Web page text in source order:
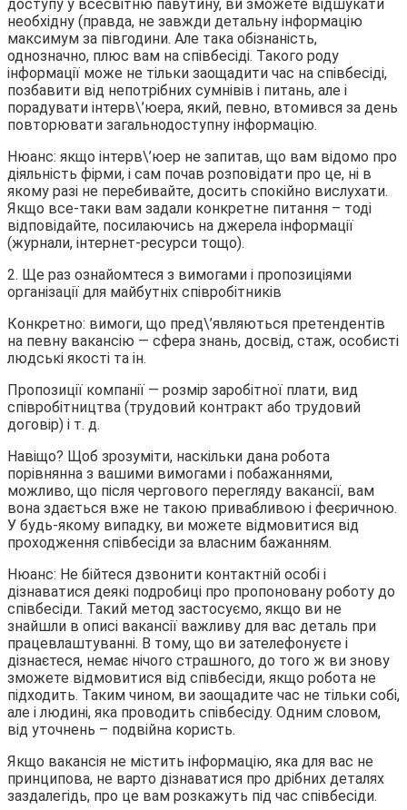
доступу у всесвітню павутину, ви зможете відшукати
необхідну (правда, не завжди детальну інформацію
максимум за півгодини. Але така обізнаність,
однозначно, плюс вам на співбесіді. Такого роду
інформації може не тільки заощадити час на співбесіді,
позбавити від непотрібних сумнівів і питань, але і
порадувати інтерв\’юера, який, певно, втомився за день
повторювати загальнодоступну інформацію.
Нюанс: якщо інтерв\’юер не запитав, що вам відомо про
діяльність фірми, і сам почав розповідати про це, ні в
якому разі не перебивайте, досить спокійно вислухати.
Якщо все-таки вам задали конкретне питання – тоді
відповідайте, посилаючись на джерела інформації
(журнали, інтернет-ресурси тощо).
2. Ще раз ознайомтеся з вимогами і пропозиціями
організації для майбутніх співробітників
Конкретно: вимоги, що пред\’являються претендентів
на певну вакансію — сфера знань, досвід, стаж, особисті
людські якості та ін.
Пропозиції компанії — розмір заробітної плати, вид
співробітництва (трудовий контракт або трудовий
договір) і т. д.
Навіщо? Щоб зрозуміти, наскільки дана робота
порівнянна з вашими вимогами і побажаннями,
можливо, що після чергового перегляду вакансії, вам
вона здається вже не такою привабливою і феєричною.
У будь-якому випадку, ви можете відмовитися від
проходження співбесіди за власним бажанням.
Нюанс: Не бійтеся дзвонити контактній особі і
дізнаватися деякі подробиці про пропоновану роботу до
співбесіди. Такий метод застосуємо, якщо ви не
знайшли в описі вакансії важливу для вас деталь при
працевлаштуванні. В тому, що ви зателефонуєте і
дізнаєтеся, немає нічого страшного, до того ж ви знову
зможете відмовитися від співбесіди, якщо робота не
підходить. Таким чином, ви заощадите час не тільки собі,
але і людині, яка проводить співбесіду. Одним словом,
від уточнень – подвійна користь.
Якщо вакансія не містить інформацію, яка для вас не
принципова, не варто дізнаватися про дрібних деталях
заздалегідь, про це вам розкажуть під час співбесіди.